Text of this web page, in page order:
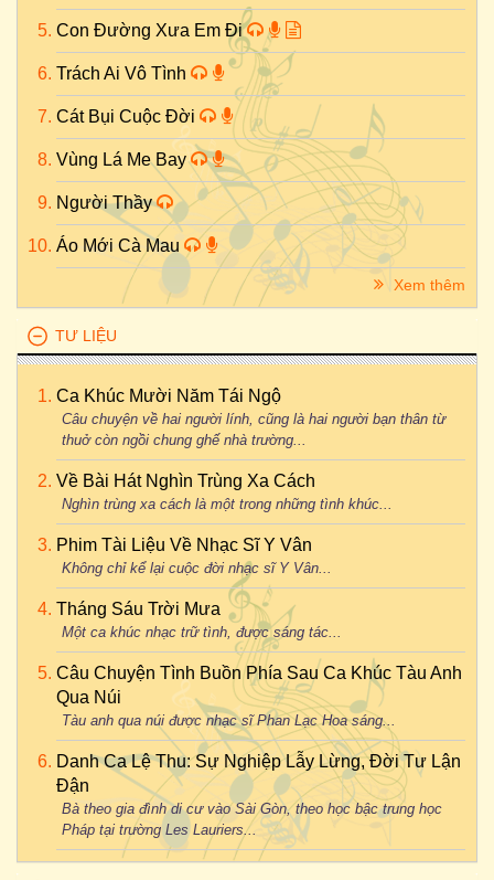
Con Đường Xưa Em Đi
Trách Ai Vô Tình
Cát Bụi Cuộc Đời
Vùng Lá Me Bay
Người Thầy
Áo Mới Cà Mau
Xem thêm
TƯ LIỆU
Ca Khúc Mười Năm Tái Ngộ
Câu chuyện về hai người lính, cũng là hai người bạn thân từ
thuở còn ngồi chung ghế nhà trường...
Về Bài Hát Nghìn Trùng Xa Cách
Nghìn trùng xa cách là một trong những tình khúc...
Phim Tài Liệu Về Nhạc Sĩ Y Vân
Không chỉ kể lại cuộc đời nhạc sĩ Y Vân...
Tháng Sáu Trời Mưa
Một ca khúc nhạc trữ tình, được sáng tác...
Câu Chuyện Tình Buồn Phía Sau Ca Khúc Tàu Anh
Qua Núi
Tàu anh qua núi được nhạc sĩ Phan Lạc Hoa sáng...
Danh Ca Lệ Thu: Sự Nghiệp Lẫy Lừng, Đời Tư Lận
Đận
Bà theo gia đình di cư vào Sài Gòn, theo học bậc trung học
Pháp tại trường Les Lauriers...